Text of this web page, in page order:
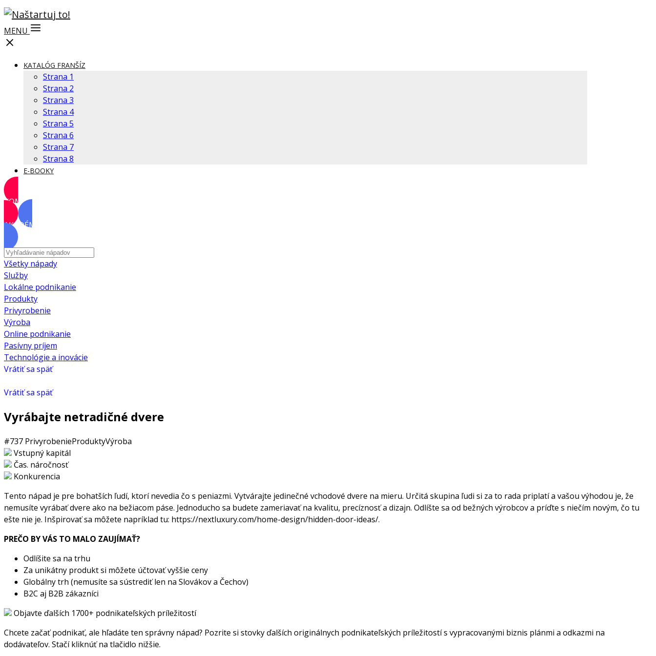
MENU
KATALÓG FRANŠÍZ
Strana 1
Strana 2
Strana 3
Strana 4
Strana 5
Strana 6
Strana 7
Strana 8
E-BOOKY
KOMUNITA
AKADÉMIA
Všetky nápady
Služby
Lokálne podnikanie
Produkty
Privyrobenie
Výroba
Online podnikanie
Pasívny príjem
Technológie a inovácie
Vrátiť sa späť
Vrátiť sa späť
Vyrábajte netradičné dvere
#737 PrivyrobenieProduktyVýroba
Vstupný kapitál
Čas. náročnosť
Konkurencia
Tento nápad je pre bohatších ľudí, ktorí nevedia čo s peniazmi. Vytvárajte jedinečné vchodové dvere na mieru. Určitá skupina ľudi si za to rada priplatí a vašou výhodou je, že
nemusíte vyrábať dvere ako na bežiacom páse. Jednoducho sa budete zameriavať na kvalitu, precíznosť a dizajn. Odlíšte sa od bežných výrobcov a príďte s niečím novým, čo tu
ešte nie je. Inšpirovať sa môžete napríklad tu: https://nextluxury.com/home-design/hidden-door-ideas/.
PREČO BY VÁS TO MALO ZAUJÍMAŤ?
Odlíšite sa na trhu
Za unikátny produkt si môžete účtovať vyššie ceny
Globálny trh (nemusíte sa sústrediť len na Slovákov a Čechov)
B2C aj B2B zákazníci
Objavte ďalších 1700+ podnikateľských príležitostí
Chcete začať podnikať, ale hľadáte ten správny nápad? Pozrite si stovky ďalších originálnych podnikateľských príležitostí s vypracovanými biznis plánmi a odkazmi na
dodávateľov. Stačí kliknúť na tlačidlo nižšie.